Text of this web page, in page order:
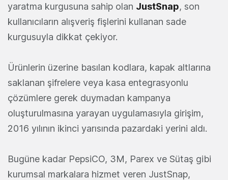
yaratma kurgusuna sahip olan JustSnap, son
kullanıcıların alışveriş fişlerini kullanan sade
kurgusuyla dikkat çekiyor.
Ürünlerin üzerine basılan kodlara, kapak altlarına
saklanan şifrelere veya kasa entegrasyonlu
çözümlere gerek duymadan kampanya
oluşturulmasına yarayan uygulamasıyla girişim,
2016 yılının ikinci yarısında pazardaki yerini aldı.
Bugüne kadar PepsiCO, 3M, Parex ve Sütaş gibi
kurumsal markalara hizmet veren JustSnap,